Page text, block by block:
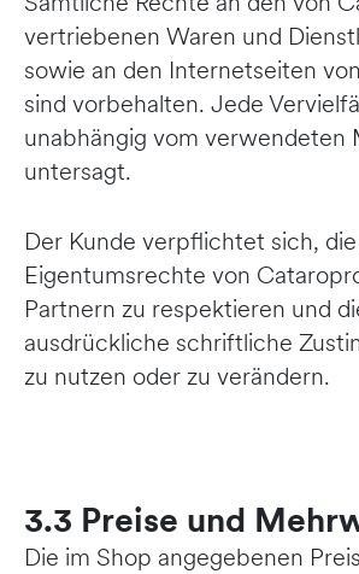
vertriebenen Waren und
sowie an den Internetseiten
sind vorbehalten. Jede
unabhängig vom verwendeten
untersagt.
Der Kunde verpflichtet sich,
Eigentumsrechte von
Partnern zu respektieren und
ausdrückliche schriftliche
zu nutzen oder zu verändern.
3.3 Preise und
Die im Shop angegebenen